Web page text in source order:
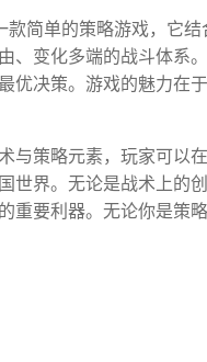
款简单的策略游戏，它
、变化多端的战斗体系
优决策。游戏的魅力在
与策略元素，玩家可以
世界。无论是战术上的
重要利器。无论你是策